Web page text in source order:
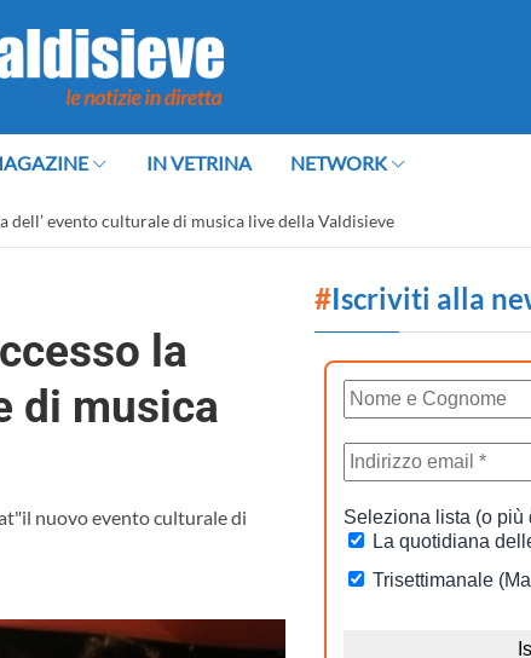
IN VETRINA NETWORK
dell’ evento culturale di musica live della Valdisieve
la
di musica
nuovo evento culturale di
#Iscriviti alla